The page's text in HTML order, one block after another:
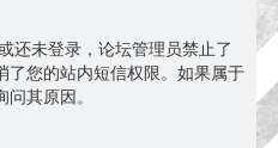
还未登录，论坛管理员禁止了
了您的站内短信权限。如果属于
其原因。